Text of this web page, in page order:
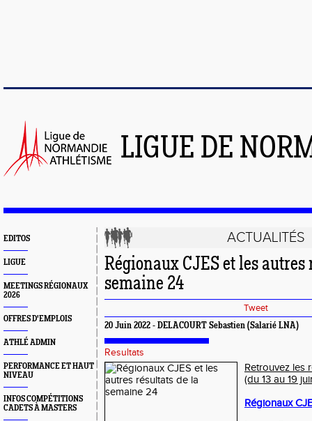
LIGUE DE
EDITOS
LIGUE
MEETINGS RÉGIONAUX
2026
OFFRES D'EMPLOIS
ATHLÉ ADMIN
PERFORMANCE ET HAUT
NIVEAU
INFOS COMPÉTITIONS
CADETS À MASTERS
ACTUALITÉS
Régionaux CJES et les autres
semaine 24
Tweet
20 Juin 2022 - DELACOURT Sebastien (Salarié LNA)
Resultats
Retrouvez les
(du 13 au 19
Régionaux